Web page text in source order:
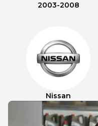
2003-2008
Nissan